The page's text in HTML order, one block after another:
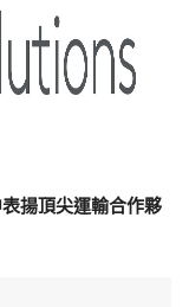
揚頂尖運輸合作夥